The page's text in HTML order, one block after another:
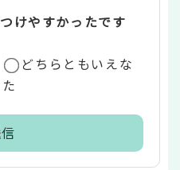
けやすかったです
どちらともいえな